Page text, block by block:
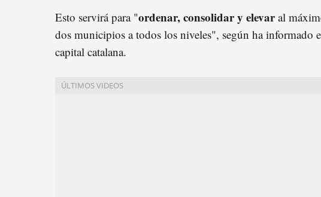
Esto servirá para "ordenar, consolidar y elevaral
dos municipios a todos los niveles", según ha informado
capital catalana.